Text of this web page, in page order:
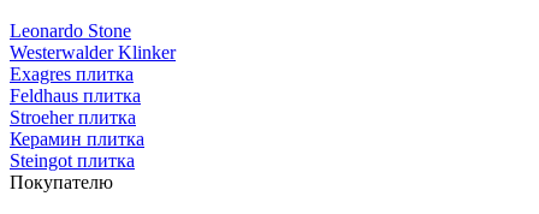
Leonardo Stone
Westerwalder Klinker
Exagres плитка
Feldhaus плитка
Stroeher плитка
Керамин плитка
Steingot плитка
Покупателю